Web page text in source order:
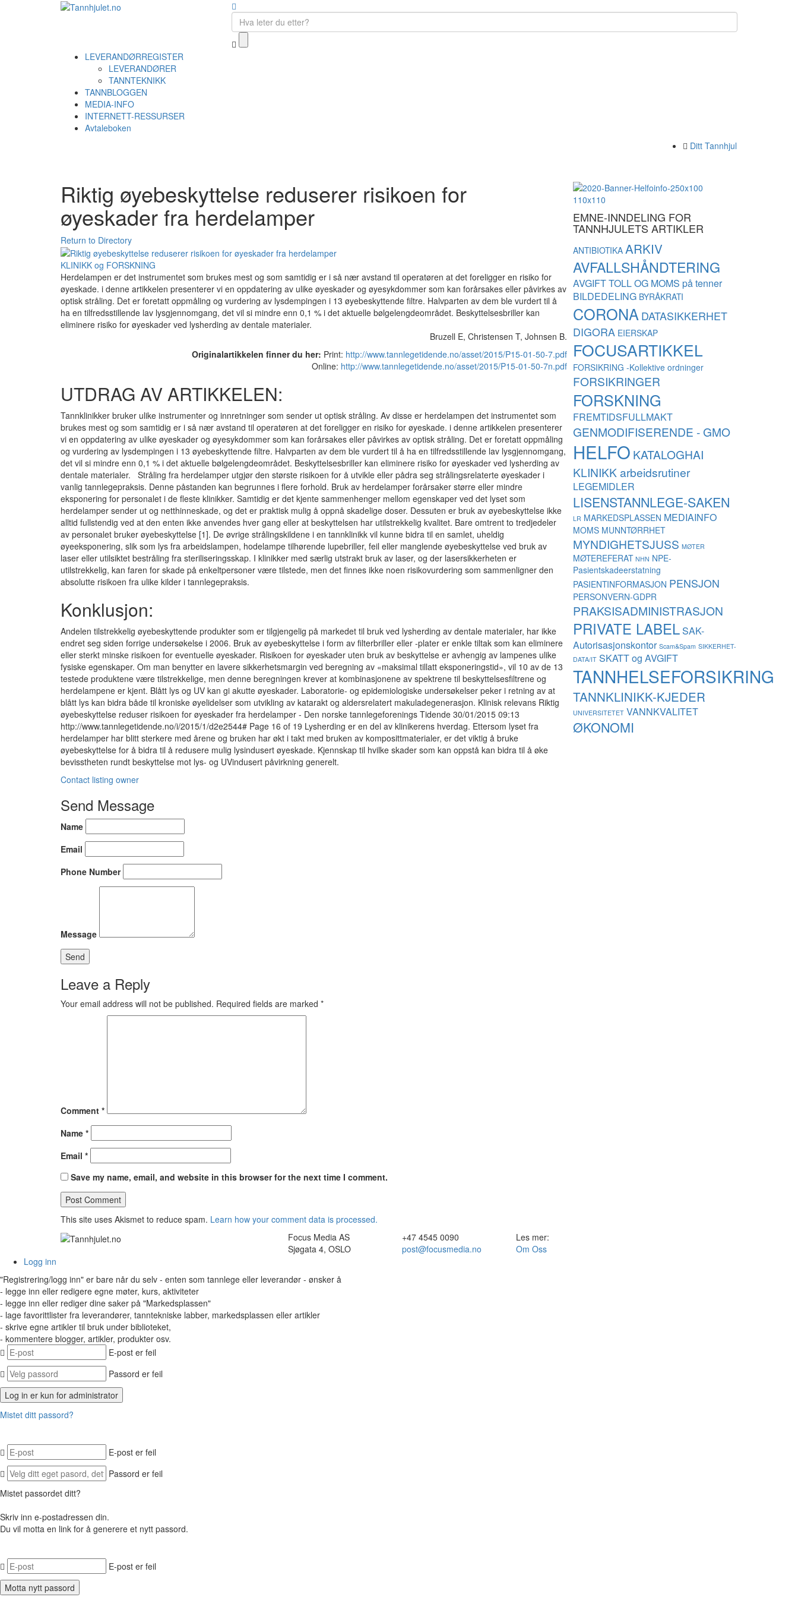
LEVERANDØRREGISTER
LEVERANDØRER
TANNTEKNIKK
TANNBLOGGEN
MEDIA-INFO
INTERNETT-RESSURSER
Avtaleboken
Ditt Tannhjul
Riktig øyebeskyttelse reduserer risikoen for
øyeskader fra herdelamper
Return to Directory
KLINIKK og FORSKNING
Herdelampen er det instrumentet som brukes mest og som samtidig er i så nær avstand til operatøren at det foreligger en risiko for
øyeskade. i denne artikkelen presenterer vi en oppdatering av ulike øyeskader og øyesykdommer som kan forårsakes eller påvirkes av
optisk stråling. Det er foretatt oppmåling og vurdering av lysdempingen i 13 øyebeskyttende filtre. Halvparten av dem ble vurdert til å
ha en tilfredsstillende lav lysgjennomgang, det vil si mindre enn 0,1 % i det aktuelle bølgelengdeområdet. Beskyttelsesbriller kan
eliminere risiko for øyeskader ved lysherding av dentale materialer.
Bruzell E, Christensen T, Johnsen B.
Originalartikkelen finner du her: Print: http://www.tannlegetidende.no/asset/2015/P15-01-50-7.pdf
Online: http://www.tannlegetidende.no/asset/2015/P15-01-50-7n.pdf
UTDRAG AV ARTIKKELEN:
Tannklinikker bruker ulike instrumenter og innretninger som sender ut optisk stråling. Av disse er herdelampen det instrumentet som
brukes mest og som samtidig er i så nær avstand til operatøren at det foreligger en risiko for øyeskade. i denne artikkelen presenterer
vi en oppdatering av ulike øyeskader og øyesykdommer som kan forårsakes eller påvirkes av optisk stråling. Det er foretatt oppmåling
og vurdering av lysdempingen i 13 øyebeskyttende filtre. Halvparten av dem ble vurdert til å ha en tilfredsstillende lav lysgjennomgang,
det vil si mindre enn 0,1 % i det aktuelle bølgelengdeområdet. Beskyttelsesbriller kan eliminere risiko for øyeskader ved lysherding av
dentale materialer. Stråling fra herdelamper utgjør den største risikoen for å utvikle eller pådra seg strålingsrelaterte øyeskader i
vanlig tannlegepraksis. Denne påstanden kan begrunnes i flere forhold. Bruk av herdelamper forårsaker større eller mindre
eksponering for personalet i de fleste klinikker. Samtidig er det kjente sammenhenger mellom egenskaper ved det lyset som
herdelamper sender ut og netthinneskade, og det er praktisk mulig å oppnå skadelige doser. Dessuten er bruk av øyebeskyttelse ikke
alltid fullstendig ved at den enten ikke anvendes hver gang eller at beskyttelsen har utilstrekkelig kvalitet. Bare omtrent to tredjedeler
av personalet bruker øyebeskyttelse [1]. De øvrige strålingskildene i en tannklinikk vil kunne bidra til en samlet, uheldig
øyeeksponering, slik som lys fra arbeidslampen, hodelampe tilhørende lupebriller, feil eller manglende øyebeskyttelse ved bruk av
laser eller utilsiktet bestråling fra steriliseringsskap. I klinikker med særlig utstrakt bruk av laser, og der lasersikkerheten er
utilstrekkelig, kan faren for skade på enkeltpersoner være tilstede, men det finnes ikke noen risikovurdering som sammenligner den
absolutte risikoen fra ulike kilder i tannlegepraksis.
Konklusjon:
Andelen tilstrekkelig øyebeskyttende produkter som er tilgjengelig på markedet til bruk ved lysherding av dentale materialer, har ikke
endret seg siden forrige undersøkelse i 2006. Bruk av øyebeskyttelse i form av filterbriller eller -plater er enkle tiltak som kan eliminere
eller sterkt minske risikoen for eventuelle øyeskader. Risikoen for øyeskader uten bruk av beskyttelse er avhengig av lampenes ulike
fysiske egenskaper. Om man benytter en lavere sikkerhetsmargin ved beregning av «maksimal tillatt eksponeringstid», vil 10 av de 13
testede produktene være tilstrekkelige, men denne beregningen krever at kombinasjonene av spektrene til beskyttelsesfiltrene og
herdelampene er kjent. Blått lys og UV kan gi akutte øyeskader. Laboratorie- og epidemiologiske undersøkelser peker i retning av at
blått lys kan bidra både til kroniske øyelidelser som utvikling av katarakt og aldersrelatert makuladegenerasjon. Klinisk relevans Riktig
øyebeskyttelse reduser risikoen for øyeskader fra herdelamper - Den norske tannlegeforenings Tidende 30/01/2015 09:13
http://www.tannlegetidende.no/i/2015/1/d2e2544# Page 16 of 19 Lysherding er en del av klinikerens hverdag. Ettersom lyset fra
herdelamper har blitt sterkere med årene og bruken har økt i takt med bruken av komposittmaterialer, er det viktig å bruke
øyebeskyttelse for å bidra til å redusere mulig lysindusert øyeskade. Kjennskap til hvilke skader som kan oppstå kan bidra til å øke
bevisstheten rundt beskyttelse mot lys- og UVindusert påvirkning generelt.
Contact listing owner
Send Message
Name
Email
Phone Number
Message
Leave a Reply
Your email address will not be published. Required fields are marked *
Comment *
Name *
Email *
Save my name, email, and website in this browser for the next time I comment.
This site uses Akismet to reduce spam. Learn how your comment data is processed.
EMNE-INNDELING FOR
TANNHJULETS ARTIKLER
ANTIBIOTIKA ARKIV
AVFALLSHÅNDTERING
AVGIFT TOLL OG MOMS på tenner
BILDEDELING BYRÅKRATI
CORONA DATASIKKERHET
DIGORA EIERSKAP
FOCUSARTIKKEL
FORSIKRING -Kollektive ordninger
FORSIKRINGER
FORSKNING
FREMTIDSFULLMAKT
GENMODIFISERENDE - GMO
HELFO KATALOGHAI
KLINIKK arbeidsrutiner
LEGEMIDLER
LISENSTANNLEGE-SAKEN
LR MARKEDSPLASSEN MEDIAINFO
MOMS MUNNTØRRHET
MYNDIGHETSJUSS MØTER
MØTEREFERAT NHN NPE-
Pasientskadeerstatning
PASIENTINFORMASJON PENSJON
PERSONVERN-GDPR
PRAKSISADMINISTRASJON
PRIVATE LABELSAK-
Autorisasjonskontor Scam&Spam SIKKERHET-
DATA/IT SKATT og AVGIFT
TANNHELSEFORSIKRING
TANNKLINIKK-KJEDER
UNIVERSITETET VANNKVALITET
ØKONOMI
Focus Media AS
Sjøgata 4, OSLO
+47 4545 0090
post@focusmedia.no
Les mer:
Om Oss
Logg inn
"Registrering/logg inn" er bare når du selv - enten som tannlege eller leverandør - ønsker å
- legge inn eller redigere egne møter, kurs, aktiviteter
- legge inn eller rediger dine saker på "Markedsplassen"
- lage favorittlister fra leverandører, tanntekniske labber, markedsplassen eller artikler
- skrive egne artikler til bruk under biblioteket,
- kommentere blogger, artikler, produkter osv.
E-post er feil
Passord er feil
Mistet ditt passord?
E-post er feil
Passord er feil
Mistet passordet ditt?
Skriv inn e-postadressen din.
Du vil motta en link for å generere et nytt passord.
E-post er feil